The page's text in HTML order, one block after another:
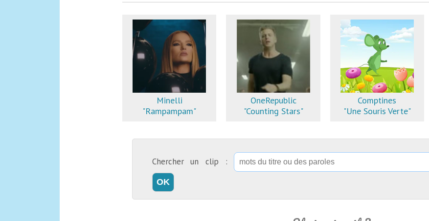
Minelli
"Rampampam"
OneRepublic
"Counting Stars"
Comptines
"Une Souris Verte"
Chercher un clip :